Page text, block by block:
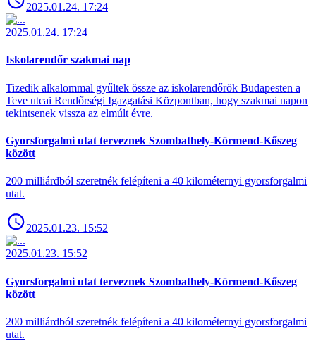
2025.01.24. 17:24
2025.01.24. 17:24
Iskolarendőr szakmai nap
Tizedik alkalommal gyűltek össze az iskolarendőrök Budapesten a
Teve utcai Rendőrségi Igazgatási Központban, hogy szakmai napon
tekintsenek vissza az elmúlt évre.
Gyorsforgalmi utat terveznek Szombathely-Körmend-Kőszeg
között
200 milliárdból szeretnék felépíteni a 40 kilométernyi gyorsforgalmi
utat.
2025.01.23. 15:52
2025.01.23. 15:52
Gyorsforgalmi utat terveznek Szombathely-Körmend-Kőszeg
között
200 milliárdból szeretnék felépíteni a 40 kilométernyi gyorsforgalmi
utat.